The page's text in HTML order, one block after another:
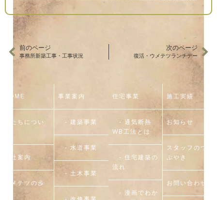
前のページ
事務所新築工事・工事状況
次のページ
復活・ウメテツランチデー
HOME
私たちについ
会社案内
ウメテツの歩
事業案内
- 建築事業
- 水道事業
- 土木事業
住宅事業
- 通気断熱
WB工法とは
- 住宅建築の
流れ
- 漫画でわか
施工実績
お知らせ
スタッフのつ
ぶやき
お問い合わせ